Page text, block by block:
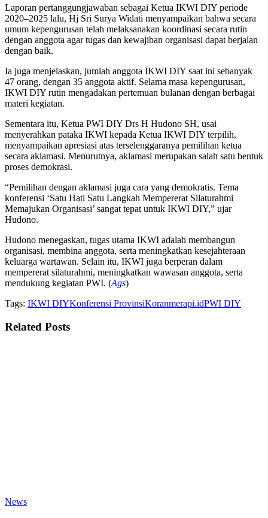
Laporan pertanggungjawaban sebagai Ketua IKWI DIY periode
2020–2025 lalu, Hj Sri Surya Widati menyampaikan bahwa secara
umum kepengurusan telah melaksanakan koordinasi secara rutin
dengan anggota agar tugas dan kewajiban organisasi dapat berjalan
dengan baik.
Ia juga menjelaskan, jumlah anggota IKWI DIY saat ini sebanyak
47 orang, dengan 35 anggota aktif. Selama masa kepengurusan,
IKWI DIY rutin mengadakan pertemuan bulanan dengan berbagai
materi kegiatan.
Sementara itu, Ketua PWI DIY Drs H Hudono SH, usai
menyerahkan pataka IKWI kepada Ketua IKWI DIY terpilih,
menyampaikan apresiasi atas terselenggaranya pemilihan ketua
secara aklamasi. Menurutnya, aklamasi merupakan salah satu bentuk
proses demokrasi.
“Pemilihan dengan aklamasi juga cara yang demokratis. Tema
konferensi ‘Satu Hati Satu Langkah Mempererat Silaturahmi
Memajukan Organisasi’ sangat tepat untuk IKWI DIY,” ujar
Hudono.
Hudono menegaskan, tugas utama IKWI adalah membangun
organisasi, membina anggota, serta meningkatkan kesejahteraan
keluarga wartawan. Selain itu, IKWI juga berperan dalam
mempererat silaturahmi, meningkatkan wawasan anggota, serta
mendukung kegiatan PWI. (Ags)
Tags: IKWI DIYKonferensi ProvinsiKoranmerapi.idPWI DIY
Related Posts
News